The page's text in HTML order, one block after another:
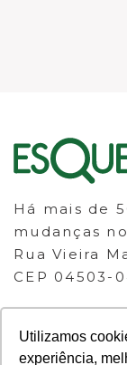
Utilizamos
experiência,
Há mais de
mudanças
Rua Vieira
CEP 04503-